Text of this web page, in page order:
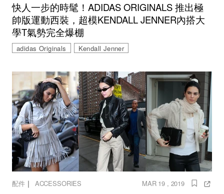
快人一步的時髦！ADIDAS ORIGINALS 推出極
帥版運動西裝，超模KENDALL JENNER內搭大
學T氣勢完全爆棚
adidas Originals Kendall Jenner
配件｜ ACCESSORIES MAR 19 , 2019